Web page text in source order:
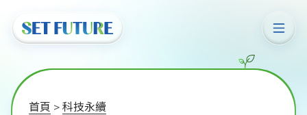
首頁 科技永續